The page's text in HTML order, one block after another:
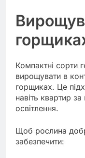
Компактні сорти
вирощувати в
горщиках. Це
навіть квартир
освітлення.
Щоб рослина
забезпечити: